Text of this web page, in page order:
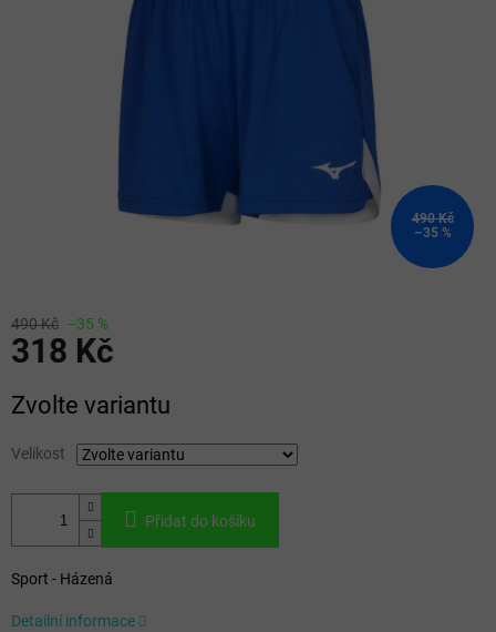
hvězdiček.
490 Kč
–35 %
490 Kč –35 %
318 Kč
cena:
Zvolte variantu
Velikost
Přidat do košíku
Sport - Házená
Detailní informace